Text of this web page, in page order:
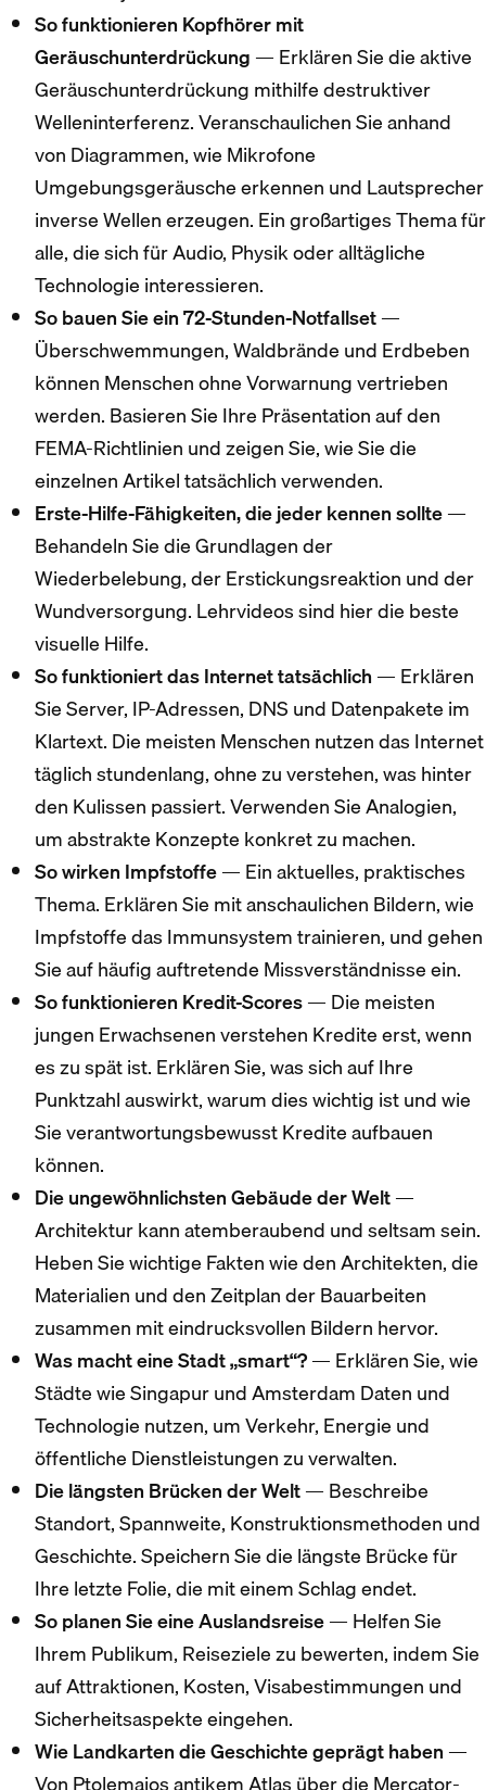
So funktionieren Kopfhörer mit
Geräuschunterdrückung — Erklären Sie die aktive
Geräuschunterdrückung mithilfe destruktiver
Welleninterferenz. Veranschaulichen Sie anhand
von Diagrammen, wie Mikrofone
Umgebungsgeräusche erkennen und Lautsprecher
inverse Wellen erzeugen. Ein großartiges Thema für
alle, die sich für Audio, Physik oder alltägliche
Technologie interessieren.
So bauen Sie ein 72-Stunden-Notfallset—
Überschwemmungen, Waldbrände und Erdbeben
können Menschen ohne Vorwarnung vertrieben
werden. Basieren Sie Ihre Präsentation auf den
FEMA-Richtlinien und zeigen Sie, wie Sie die
einzelnen Artikel tatsächlich verwenden.
Erste-Hilfe-Fähigkeiten, die jeder kennen sollte—
Behandeln Sie die Grundlagen der
Wiederbelebung, der Erstickungsreaktion und der
Wundversorgung. Lehrvideos sind hier die beste
visuelle Hilfe.
So funktioniert das Internet tatsächlich — Erklären
Sie Server, IP-Adressen, DNS und Datenpakete im
Klartext. Die meisten Menschen nutzen das Internet
täglich stundenlang, ohne zu verstehen, was hinter
den Kulissen passiert. Verwenden Sie Analogien,
um abstrakte Konzepte konkret zu machen.
So wirken Impfstoffe— Ein aktuelles, praktisches
Thema. Erklären Sie mit anschaulichen Bildern, wie
Impfstoffe das Immunsystem trainieren, und gehen
Sie auf häufig auftretende Missverständnisse ein.
So funktionieren Kredit-Scores— Die meisten
jungen Erwachsenen verstehen Kredite erst, wenn
es zu spät ist. Erklären Sie, was sich auf Ihre
Punktzahl auswirkt, warum dies wichtig ist und wie
Sie verantwortungsbewusst Kredite aufbauen
können.
Die ungewöhnlichsten Gebäude der Welt—
Architektur kann atemberaubend und seltsam sein.
Heben Sie wichtige Fakten wie den Architekten, die
Materialien und den Zeitplan der Bauarbeiten
zusammen mit eindrucksvollen Bildern hervor.
Was macht eine Stadt „smart“?— Erklären Sie, wie
Städte wie Singapur und Amsterdam Daten und
Technologie nutzen, um Verkehr, Energie und
öffentliche Dienstleistungen zu verwalten.
Die längsten Brücken der Welt— Beschreibe
Standort, Spannweite, Konstruktionsmethoden und
Geschichte. Speichern Sie die längste Brücke für
Ihre letzte Folie, die mit einem Schlag endet.
So planen Sie eine Auslandsreise— Helfen Sie
Ihrem Publikum, Reiseziele zu bewerten, indem Sie
auf Attraktionen, Kosten, Visabestimmungen und
Sicherheitsaspekte eingehen.
Wie Landkarten die Geschichte geprägt haben —